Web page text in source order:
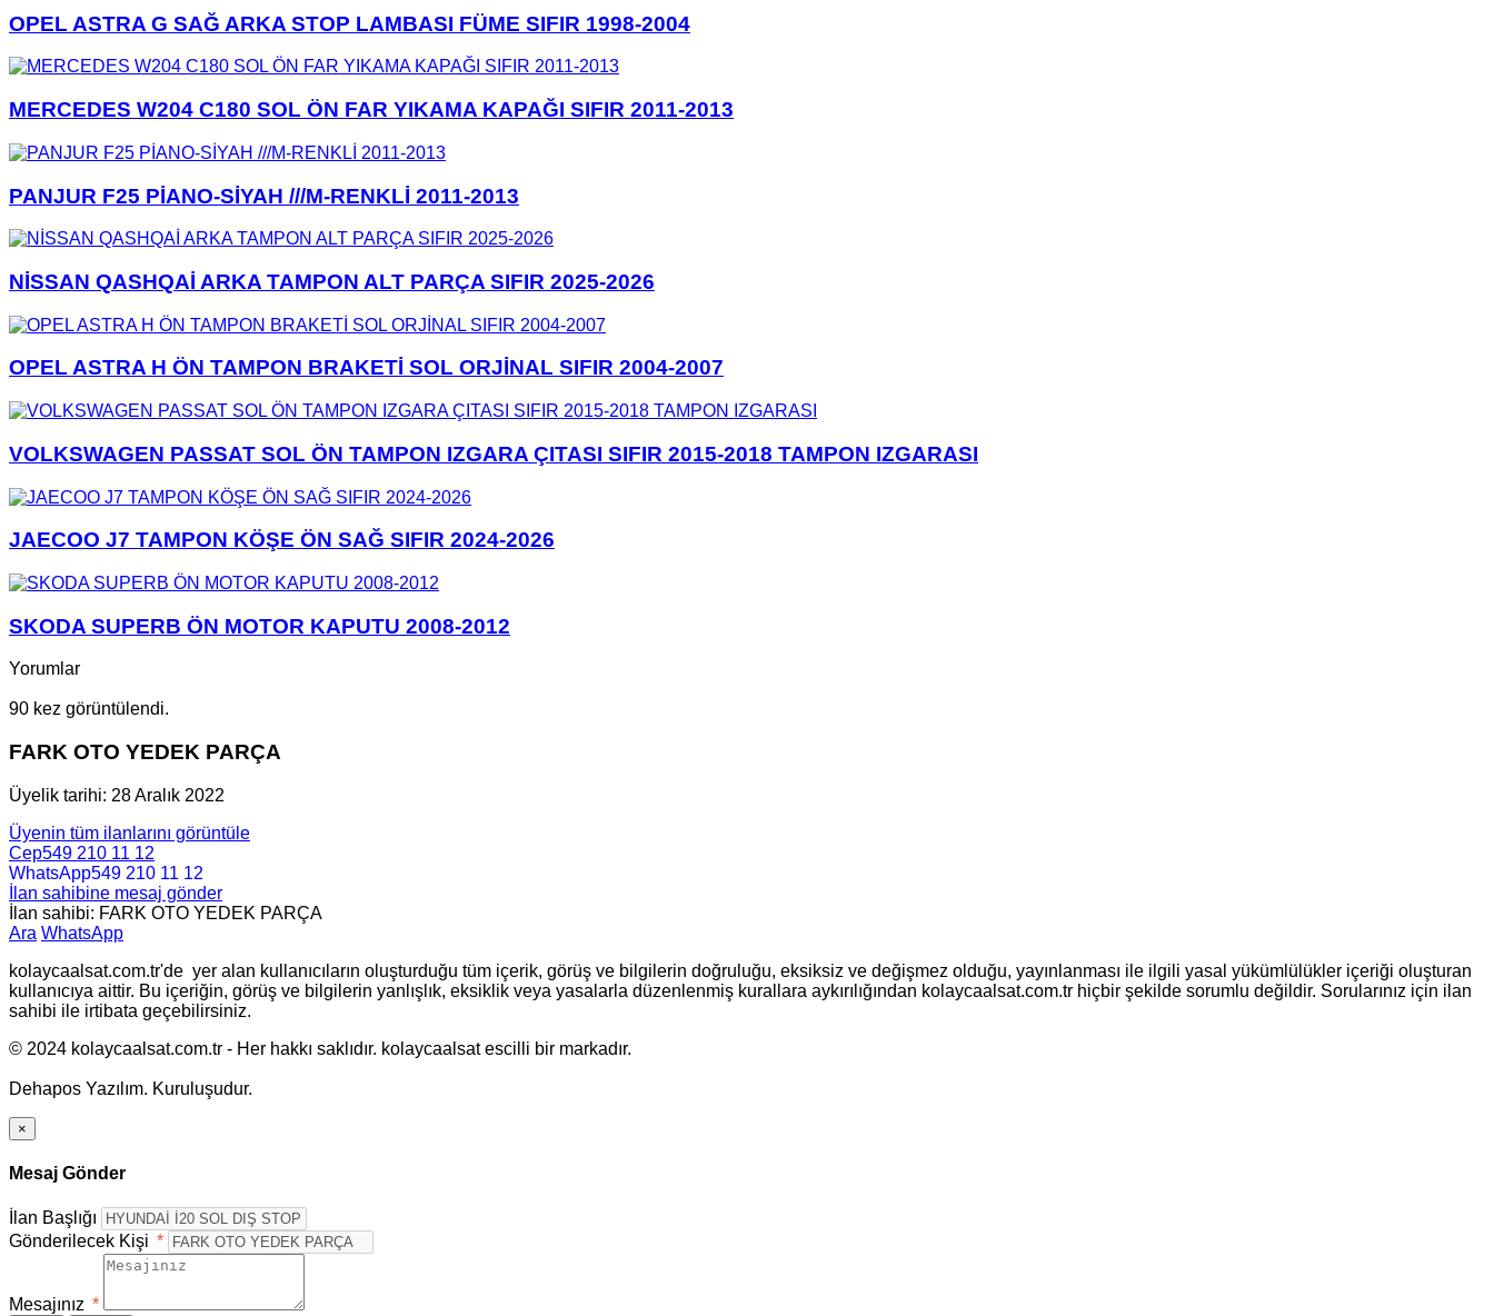
OPEL ASTRA G SAĞ ARKA STOP LAMBASI FÜME SIFIR 1998-2004
MERCEDES W204 C180 SOL ÖN FAR YIKAMA KAPAĞI SIFIR 2011-2013
PANJUR F25 PİANO-SİYAH ///M-RENKLİ 2011-2013
NİSSAN QASHQAİ ARKA TAMPON ALT PARÇA SIFIR 2025-2026
OPEL ASTRA H ÖN TAMPON BRAKETİ SOL ORJİNAL SIFIR 2004-2007
VOLKSWAGEN PASSAT SOL ÖN TAMPON IZGARA ÇITASI SIFIR 2015-2018 TAMPON IZGARASI
JAECOO J7 TAMPON KÖŞE ÖN SAĞ SIFIR 2024-2026
SKODA SUPERB ÖN MOTOR KAPUTU 2008-2012
Yorumlar
90 kez görüntülendi.
FARK OTO YEDEK PARÇA
Üyelik tarihi: 28 Aralık 2022
Üyenin tüm ilanlarını görüntüle
Cep549 210 11 12
WhatsApp549 210 11 12
İlan sahibine mesaj gönder
İlan sahibi: FARK OTO YEDEK PARÇA
Ara WhatsApp
kolaycaalsat.com.tr'de yer alan kullanıcıların oluşturduğu tüm içerik, görüş ve bilgilerin doğruluğu, eksiksiz ve değişmez olduğu, yayınlanması ile ilgili yasal yükümlülükler içeriği oluşturan
kullanıcıya aittir. Bu içeriğin, görüş ve bilgilerin yanlışlık, eksiklik veya yasalarla düzenlenmiş kurallara aykırılığından kolaycaalsat.com.tr hiçbir şekilde sorumlu değildir. Sorularınız için ilan
sahibi ile irtibata geçebilirsiniz.
© 2024 kolaycaalsat.com.tr - Her hakkı saklıdır. kolaycaalsat escilli bir markadır.
Dehapos Yazılım. Kuruluşudur.
×
Mesaj Gönder
İlan Başlığı
Gönderilecek Kişi *
Mesajınız *